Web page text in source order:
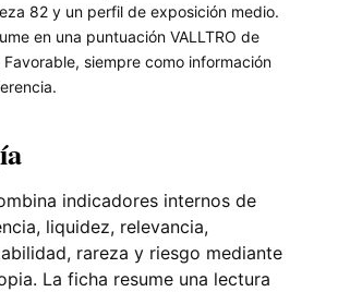
82 y un perfil de exposición medio.
en una puntuación VALLTRO de
siempre como información
indicadores internos de
liquidez, relevancia,
rareza y riesgo mediante
La ficha resume una lectura